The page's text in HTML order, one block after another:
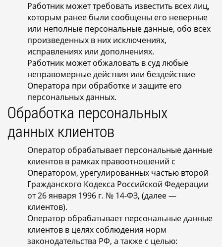
Работник может требовать известить всех лиц,
которым ранее были сообщены его неверные
или неполные персональные данные, обо всех
произведенных в них исключениях,
исправлениях или дополнениях.
Работник может обжаловать в суд любые
неправомерные действия или бездействие
Оператора при обработке и защите его
персональных данных.
Обработка персональных
данных клиентов
Оператор обрабатывает персональные данные
клиентов в рамках правоотношений с
Оператором, урегулированных частью второй
Гражданского Кодекса Российской Федерации
от 26 января 1996 г. № 14-ФЗ, (далее —
клиентов).
Оператор обрабатывает персональные данные
клиентов в целях соблюдения норм
законодательства РФ, а также с целью: